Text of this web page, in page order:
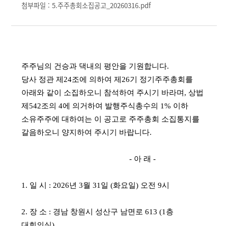
첨부파일 : 5.주주총회소집공고_20260316.pdf
주주님의 건승과 댁내의 평안을 기원합니다.
당사 정관 제24조에 의하여 제26기 정기주주총회를
아래와 같이 소집하오니 참석하여 주시기 바라며, 상법
제542조의 4에 의거하여 발행주식총수의 1% 이하
소유주주에 대하여는 이 공고로 주주총회 소집통지를
갈음하오니 양지하여 주시기 바랍니다.
- 아 래 -
1. 일 시 : 2026년 3월 31일 (화요일) 오전 9시
2. 장 소 : 경남 창원시 성산구 남면로 613 (1층